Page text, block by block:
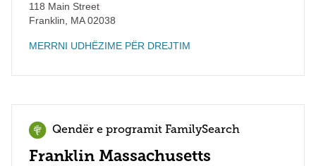
118 Main Street
Franklin
MA02038
MERRNI UDHËZIME PËR DREJTIM
Qendër e programit FamilySearch
Franklin Massachusetts